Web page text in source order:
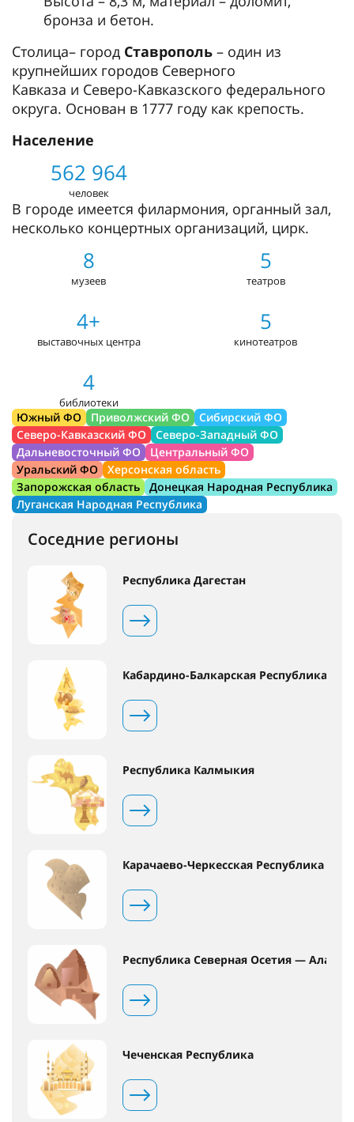
бронза и бетон.
Столица– город Ставрополь – один из
крупнейших городов Северного
Кавказа и Северо-Кавказского федерального
округа. Основан в 1777 году как крепость.
Население
562 964
человек
В городе имеется филармония, органный зал,
несколько концертных организаций, цирк.
8
музеев
5
театров
4+
выставочных центра
5
кинотеатров
4
библиотеки
Южный ФО Приволжский ФО
Сибирский ФО
Северо-Кавказский ФО
Северо-Западный ФО
Дальневосточный ФО
Центральный ФО
Уральский ФО
Херсонская область
Запорожская область
Донецкая Народная Республика
Луганская Народная Республика
Соседние регионы
Республика Дагестан
Кабардино-Балкарская Республика
Республика Калмыкия
Карачаево-Черкесская Республика
Республика Северная Осетия — Алания
Чеченская Республика